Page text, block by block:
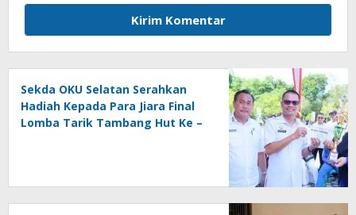
Sekda OKU Selatan Serahkan
Hadiah Kepada Para Jiara Final
Lomba Tarik Tambang Hut Ke –